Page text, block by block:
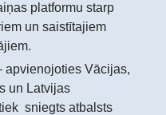
platformu starp
un saistītajiem
apvienojoties Vācijas,
un Latvijas
sniegts atbalsts